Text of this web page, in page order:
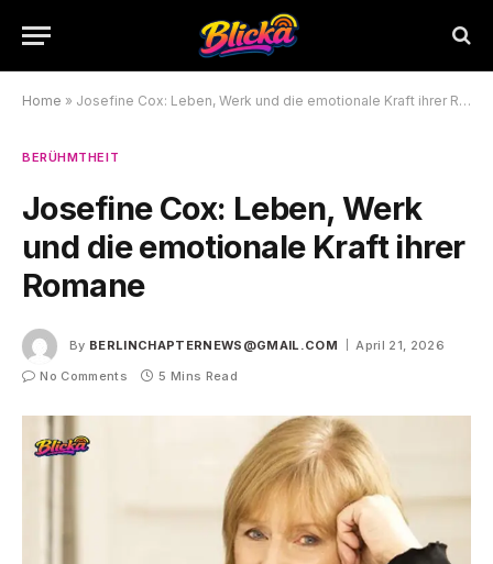
Home » Josefine Cox: Leben, Werk und die emotionale Kraft ihrer Romane
BERÜHMTHEIT
Josefine Cox: Leben, Werk
und die emotionale Kraft ihrer
Romane
By BERLINCHAPTERNEWS@GMAIL.COM
April 21, 2026
No Comments
5 Mins Read